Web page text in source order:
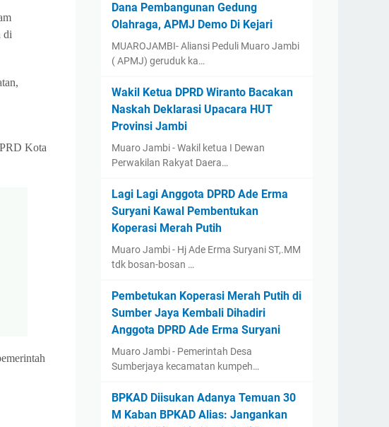
di
Kota
Dana Pembangunan Gedung
Olahraga, APMJ Demo Di Kejari
MUAROJAMBI- Aliansi Peduli Muaro Jambi
( APMJ) geruduk ka…
Wakil Ketua DPRD Wiranto Bacakan
Naskah Deklarasi Upacara HUT
Provinsi Jambi
Muaro Jambi - Wakil ketua I Dewan
Perwakilan Rakyat Daera…
Lagi Lagi Anggota DPRD Ade Erma
Suryani Kawal Pembentukan
Koperasi Merah Putih
Muaro Jambi - Hj Ade Erma Suryani ST,.MM
tdk bosan-bosan …
Pembetukan Koperasi Merah Putih di
Sumber Jaya Kembali Dihadiri
Anggota DPRD Ade Erma Suryani
Muaro Jambi - Pemerintah Desa
Sumberjaya kecamatan kumpeh…
BPKAD Diisukan Adanya Temuan 30
M Kaban BPKAD Alias: Jangankan